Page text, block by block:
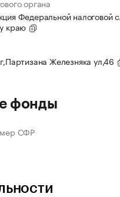
органа
Федеральной
краю
Железняка ул,46
фонды
СФР